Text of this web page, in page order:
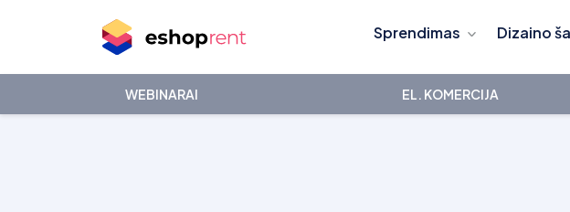
Sprendimas Dizaino
WEBINARAI EL. KOMERCIJA